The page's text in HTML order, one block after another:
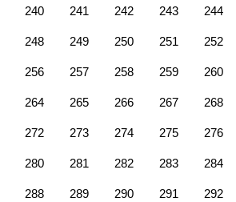
240 241 242 243 244
248 249 250 251 252
256 257 258 259 260
264 265 266 267 268
272 273 274 275 276
280 281 282 283 284
288 289 290 291 292